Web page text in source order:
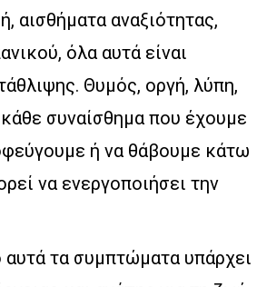
αισθήματα αναξιότητας,
όλα αυτά είναι
Θυμός, οργή, λύπη,
κάθε συναίσθημα που έχουμε
ή να θάβουμε κάτω
να ενεργοποιήσει την
τα συμπτώματα υπάρχει